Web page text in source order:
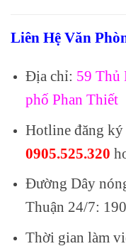
Liên Hệ Văn
Địa chỉ: 59 Thủ
phố Phan Thiết
Hotline đăng
0905.525.320
Đường Dây
Thuận 24/7:
Thời gian làm